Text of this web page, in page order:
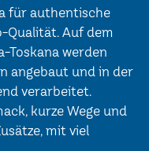
für authentische
Qualität. Auf dem
Toskana werden
angebaut und in der
verarbeitet.
kurze Wege und
mit viel